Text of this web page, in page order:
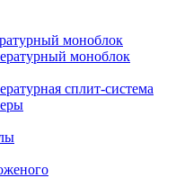
моноблок
моноблок
сплит-система